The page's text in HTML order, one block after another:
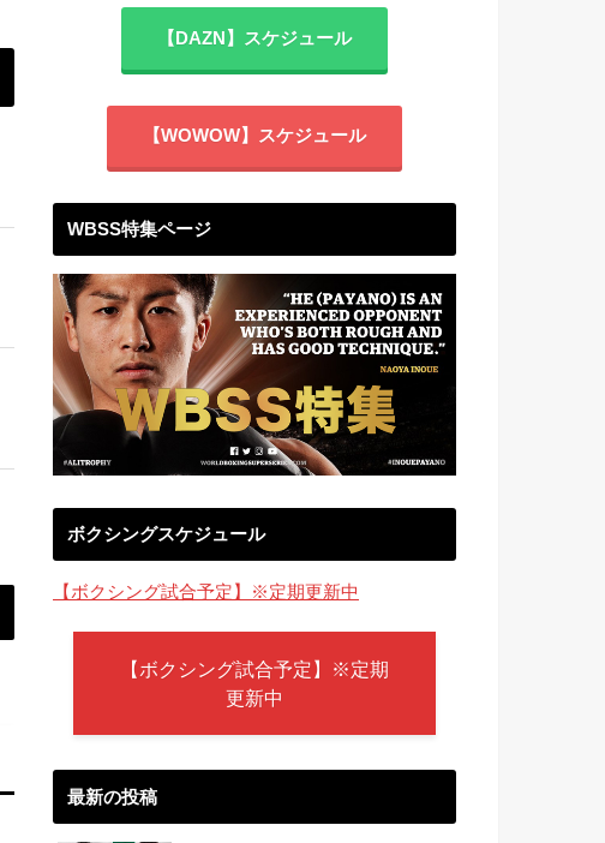
【DAZN】スケジュール
【WOWOW】スケジュール
WBSS特集ページ
ボクシングスケジュール
【ボクシング試合予定】※定期更新中
【ボクシング試合予定】※定期
更新中
最新の投稿